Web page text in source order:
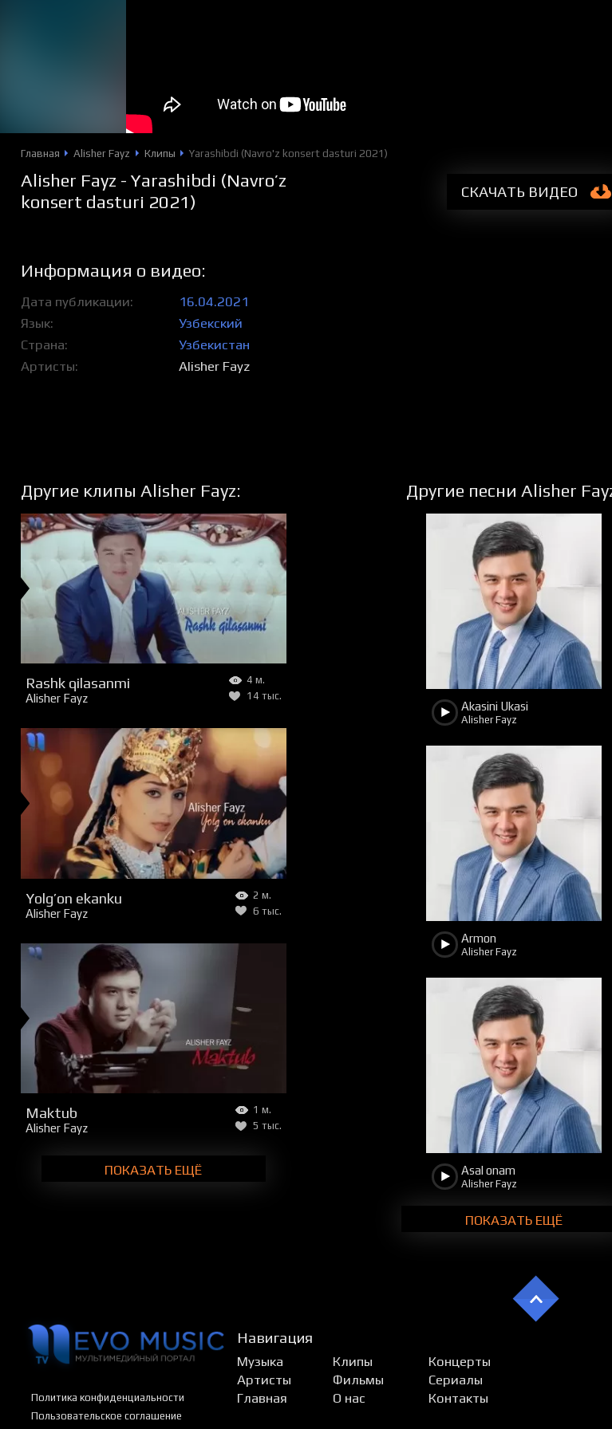
Главная Alisher Fayz Клипы Yarashibdi (Navro'z konsert dasturi 2021)
Alisher Fayz - Yarashibdi (Navro’z
konsert dasturi 2021)
СКАЧАТЬ ВИДЕО
Информация о видео:
Дата публикации
16.04.2021
Язык
Узбекский
Страна
Узбекистан
Артисты
Alisher Fayz
Другие клипы Alisher Fayz:
4 м.
14 тыс.
Rashk qilasanmi
Alisher Fayz
2 м.
6 тыс.
Yolg’on ekanku
Alisher Fayz
1 м.
5 тыс.
Maktub
Alisher Fayz
ПОКАЗАТЬ ЕЩЁ
Другие песни Alisher
4883 1627
Akasini Ukasi
Alisher Fayz
3504 1541
Armon
Alisher Fayz
3061 1401
Asal onam
Alisher Fayz
ПОКАЗАТЬ ЕЩЁ
Политика конфиденциальности
Пользовательское соглашение
Навигация
Музыка Клипы
Концерты
Артисты
Фильмы
Сериалы
Главная
О нас Контакты